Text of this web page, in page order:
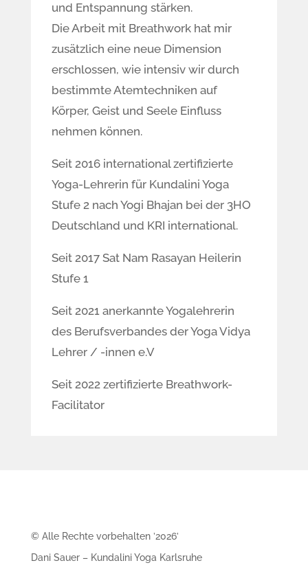
und Entspannung stärken.
Die Arbeit mit Breathwork hat mir
zusätzlich eine neue Dimension
erschlossen, wie intensiv wir durch
bestimmte Atemtechniken auf
Körper, Geist und Seele Einfluss
nehmen können.
Seit 2016 international zertifizierte
Yoga-Lehrerin für Kundalini Yoga
Stufe 2 nach Yogi Bhajan bei der 3HO
Deutschland und KRI international.
Seit 2017 Sat Nam Rasayan Heilerin
Stufe 1
Seit 2021 anerkannte Yogalehrerin
des Berufsverbandes der Yoga Vidya
Lehrer / -innen e.V
Seit 2022 zertifizierte Breathwork-
Facilitator
© Alle Rechte vorbehalten ’2026’
Dani Sauer – Kundalini Yoga Karlsruhe